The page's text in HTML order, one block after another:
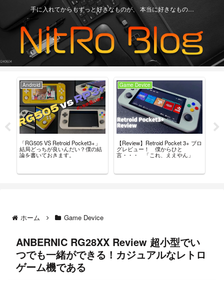
手に入れてからもずっと好きなものが、 本当に好きなもの…
Android
「RG505 VS Retroid Pocket3+」
結局どっちが良いんだい？僕の結
論を書いておきます。
Game Device
【Review】Retroid Pocket 3+ ブロ
グレビュー！ 僕からひと
言・・・ 「これ、ええやん」
ホーム Game Device
ANBERNIC RG28XX Review 超小型でい
つでも一緒ができる！カジュアルなレトロ
ゲーム機である